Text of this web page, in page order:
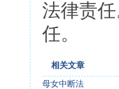
法律责
任。
相关文章
母女中断法